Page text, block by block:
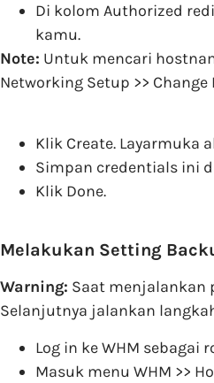
Di kolom Authorized
kamu.
Note: Untuk mencari
Networking Setup >>
Klik Create. Layarmuka
Simpan credentials ini
Klik Done.
Melakukan Setting
Warning: Saat menjalankan
Selanjutnya jalankan
Log in ke WHM sebagai
Masuk menu WHM >>